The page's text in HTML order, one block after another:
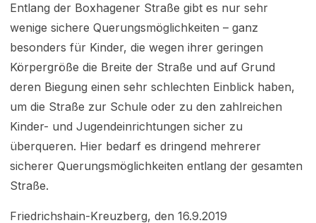
Entlang der Boxhagener Straße gibt es nur sehr
wenige sichere Querungsmöglichkeiten – ganz
besonders für Kinder, die wegen ihrer geringen
Körpergröße die Breite der Straße und auf Grund
deren Biegung einen sehr schlechten Einblick haben,
um die Straße zur Schule oder zu den zahlreichen
Kinder- und Jugendeinrichtungen sicher zu
überqueren. Hier bedarf es dringend mehrerer
sicherer Querungsmöglichkeiten entlang der gesamten
Straße.
Friedrichshain-Kreuzberg, den 16.9.2019